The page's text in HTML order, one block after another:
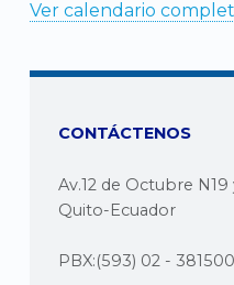
Ver calendario
CONTÁCTENOS
Av.12 de Octubre N19
Quito-Ecuador
PBX:(593) 02 -